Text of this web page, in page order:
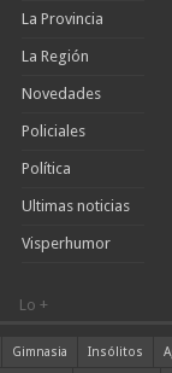
La Provincia
La Región
Novedades
Policiales
Política
Ultimas noticias
Visperhumor
Lo +
Gimnasia Insólitos